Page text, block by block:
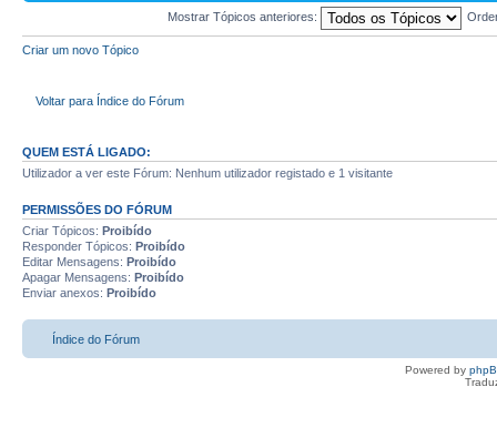
Mostrar Tópicos anteriores:
Criar um novo Tópico
Voltar para Índice do Fórum
QUEM ESTÁ LIGADO:
Utilizador a ver este Fórum: Nenhum utilizador registado e 1 visitante
PERMISSÕES DO FÓRUM
Criar Tópicos: Proibído
Responder Tópicos: Proibído
Editar Mensagens: Proibído
Apagar Mensagens: Proibído
Enviar anexos: Proibído
Índice do Fórum
Powered by